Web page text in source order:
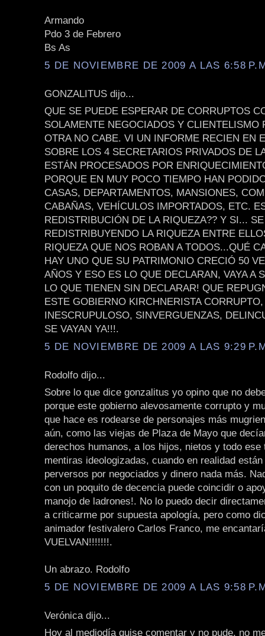
Armando
Pdo 3 de Febrero
Bs As
5 DE NOVIEMBRE DE 2009 A LAS 6:58
GONZALITUS dijo...
QUE SE PUEDE ESPERAR DE CORRUPTOS
SOLAMENTE NEGOCIADOS Y CLIENTELISMO
OTRA NO CABE. VI UN INFORME RECIEN EN
SOBRE LOS 4 SECRETARIOS PRIVADOS DE
ESTÁN PROCESADOS POR
PORQUE EN MUY POCO TIEMPO HAN
CASAS, DEPARTAMENTOS, MANSIONES,
CABAÑAS, VEHÍCULOS IMPORTADOS, ETC.
REDISTRIBUCIÓN DE LA RIQUEZA?? Y SI...
REDISTRIBUYENDO LA RIQUEZA ENTRE
RIQUEZA QUE NOS ROBAN A TODOS...QUÉ
HAY UNO QUE SU PATRIMONIO CRECIÓ 50
AÑOS Y ESO ES LO QUE DECLARAN, VAYA A
LO QUE TIENEN SIN DECLARAR! QUE
ESTE GOBIERNO KIRCHNERISTA
INESCRUPULOSO, SINVERGUENZAS,
SE VAYAN YA!!!.
5 DE NOVIEMBRE DE 2009 A LAS 9:29
Rodolfo dijo...
Sobre lo que dice gonzalitus yo opino que no
porque este gobierno alevosamente corrupto y
que hace es rodearse de personajes más
aún, como las viejas de Plaza de Mayo que
derechos humanos, a los hijos, nietos y todo ese
mentiras ideologizadas, cuando en realidad
perversos por negociados y dinero nada más.
con un poquito de decencia puede coincidir o
manojo de ladrones!. No lo puedo decir
a criticarme por supuesta apología, pero como
animador festivalero Carlos Franco, me
VUELVAN!!!!!!!.
Un abrazo. Rodolfo
5 DE NOVIEMBRE DE 2009 A LAS 9:58
Verónica dijo...
Hoy al mediodía quise comentar y no pude, no